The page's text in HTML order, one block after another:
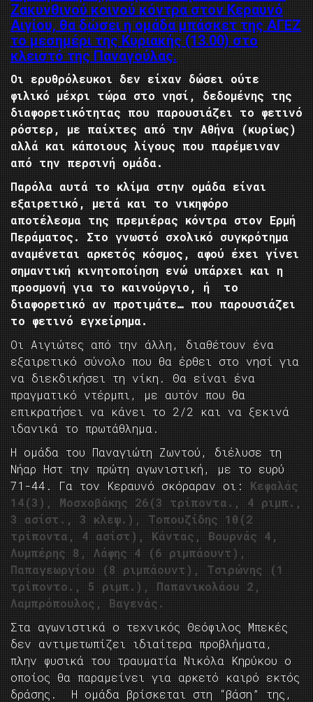
Ζακυνθινού κοινού κόντρα στον Κεραυνό
Αιγίου, θα δώσει η ομάδα μπάσκετ της ΑΓΕΖ
το μεσημέρι της Κυριακής (13.00) στο
κλειστό της Παναγούλας.
Οι ερυθρόλευκοι δεν είχαν δώσει ούτε
φιλικό μέχρι τώρα στο νησί, δεδομένης της
διαφορετικότητας που παρουσιάζει το φετινό
ρόστερ, με παίχτες από την Αθήνα (κυρίως)
αλλά και κάποιους λίγους που παρέμειναν
από την περσινή ομάδα.
Παρόλα αυτά το κλίμα στην ομάδα είναι
εξαιρετικό, μετά και το νικηφόρο
αποτέλεσμα της πρεμιέρας κόντρα στον Ερμή
Περάματος. Στο γνωστό σχολικό συγκρότημα
αναμένεται αρκετός κόσμος, αφού έχει γίνει
σημαντική κινητοποίηση ενώ υπάρχει και η
προσμονή για το καινούργιο, ή το
διαφορετικό αν προτιμάτε… που παρουσιάζει
το φετινό εγχείρημα.
Οι Αιγιώτες από την άλλη, διαθέτουν ένα
εξαιρετικό σύνολο που θα έρθει στο νησί για
να διεκδικήσει τη νίκη. Θα είναι ένα
πραγματικό ντέρμπι, με αυτόν που θα
επικρατήσει να κάνει το 2/2 και να ξεκινά
ιδανικά το πρωτάθλημα.
Η ομάδα του Παναγιώτη Ζωντού, διέλυσε τη
Νήαρ Ηστ την πρώτη αγωνιστική, με το ευρύ
71-44. Γα τον Κεραυνό σκόραραν οι: Κεφαλάς
14(3), Μοσχοβάκης 26(3 τρίποντα., 4 ριμπ.,
3 ασίστ., 3 κλεψ.), Τοπουζίδης 10(2
τρίποντα, 4 ασίστ), Κάντας, Βουρνάς 4,
Λυμπέρης 8, Λάφης 4 (6 ριμπάουντ),
Παπαγεωργίου (8 ριμπάουντ), Τσιρώνης (1
τρίποντο., 5 ριμπ.), Παπανικολάου 2,
Λαμπρόπουλος, Βαγενάς.
Στα αγωνιστικά ο τεχνικός Θεόφιλος Μπεκές
δεν αντιμετωπίζει ιδιαίτερα προβλήματα,
πλην φυσικά του τραυματία Νικόλα Κηρύκου ο
οποίος θα παραμείνει για αρκετό καιρό εκτός
δράσης. Η ομάδα βρίσκεται στη “βάση” της,